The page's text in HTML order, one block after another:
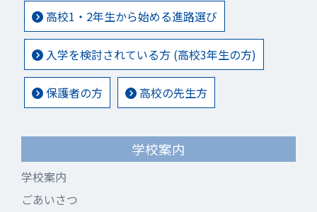
高校1・2年生から始める進路選び
入学を検討されている方 (高校3年生の方)
保護者の方 高校の先生方
学校案内
学校案内
ごあいさつ